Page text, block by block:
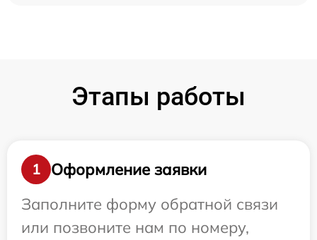
Этапы работы
1
Оформление заявки
Заполните форму обратной связи
или позвоните нам по номеру,